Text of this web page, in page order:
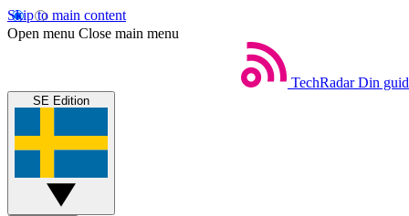
Skip to main content
Open menu Close main menu
TechRadar Din
SE Edition